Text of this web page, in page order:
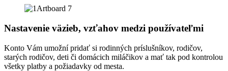
Nastavenie väzieb, vzťahov medzi používateľmi
Konto Vám umožní pridať si rodinných príslušníkov, rodičov,
starých rodičov, deti či domácich miláčikov a mať tak pod kontrolou
všetky platby a požiadavky od mesta.